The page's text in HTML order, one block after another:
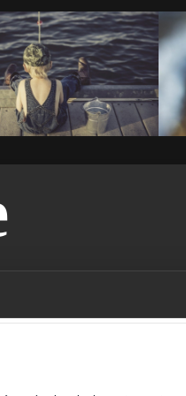
Vivre anguilles
grande congère
grande congère-
vendee bass
brème brème-
brochet-vendee
vendee
écrevisses
gardon
marais marais-
france
la vendee
dans les rivières-
on pêcher dans le